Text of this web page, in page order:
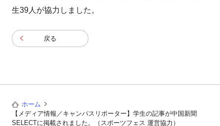
生39人が協力しました。
戻る
ホーム
【メディア情報／キャンパスリポーター】学生の記事が中国新聞
SELECTに掲載されました。（スポーツフェス 運営協力）